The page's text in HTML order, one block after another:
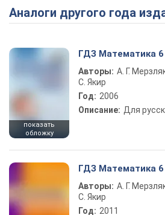
Аналоги другого года
показать
обложку
ГДЗ Математика 6
Авторы: А. Г.
С. Якир
Год: 2006
Описание: Для
ГДЗ Математика 6
Авторы: А. Г.
С. Якир
Год: 2011